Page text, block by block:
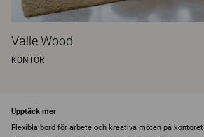
Valle Wood
KONTOR
Upptäck mer
Flexibla bord för arbete och kreativa möten på kontoret